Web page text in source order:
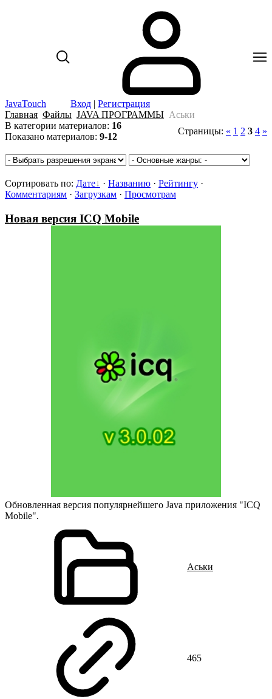
JavaTouch Вход | Регистрация
Главная Файлы JAVA ПРОГРАММЫ Аськи
В категории материалов: 16
Показано материалов: 9-12
Страницы: « 1 2 3 4 »
Сортировать по: Дате · Названию · Рейтингу ·
Комментариям · Загрузкам · Просмотрам
Новая версия ICQ Mobile
Обновленная версия популярнейшего Java приложения "ICQ
Mobile".
Аськи
465